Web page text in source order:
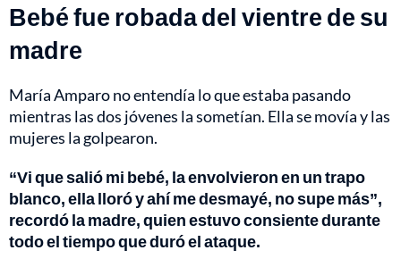
Bebé fue robada del vientre de su
madre
María Amparo no entendía lo que estaba pasando
mientras las dos jóvenes la sometían. Ella se movía y las
mujeres la golpearon.
“Vi que salió mi bebé, la envolvieron en un trapo
blanco, ella lloró y ahí me desmayé, no supe más”,
recordó la madre, quien estuvo consiente durante
todo el tiempo que duró el ataque.